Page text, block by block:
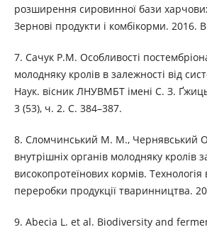
розширення сировинної бази
Зернові продукти і комбікорми. 2016.
7. Сачук Р.М. Особливості
молодняку кролів в залежності від
Наук. вісник ЛНУВМБТ імені С. З.
3 (53), ч. 2. С. 384–387.
8. Сломчинський М. М., Чернявський
внутрішніх органів молодняку кролів
високопротеїнових кормів.
переробки продукції тваринництва.
9. Abecia L. et al. Biodiversity and